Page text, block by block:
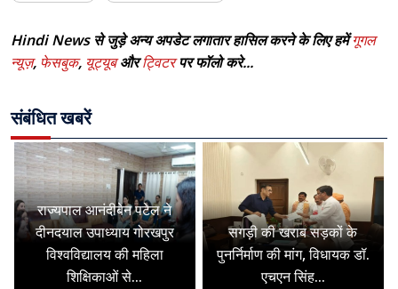
Hindi News से जुड़े अन्य अपडेट लगातार हासिल करने के लिए हमेंगूगल
न्यूज़, फेसबुक, यूट्यूबऔरट्विटरपर फॉलो करे...
संबंधित खबरें
राज्यपाल आनंदीबेन पटेल ने
दीनदयाल उपाध्याय गोरखपुर
विश्वविद्यालय की महिला
शिक्षिकाओं से...
सगड़ी की खराब सड़कों के
पुनर्निर्माण की मांग, विधायक डॉ.
एचएन सिंह...